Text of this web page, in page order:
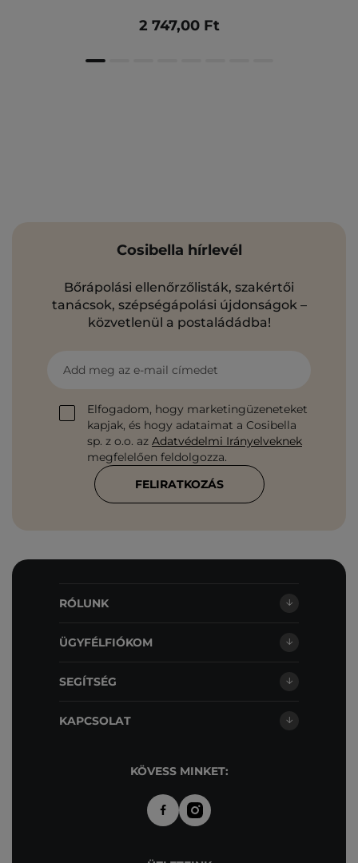
2 747,00 Ft
Cosibella hírlevél
Bőrápolási ellenőrzőlisták, szakértői
tanácsok, szépségápolási újdonságok –
közvetlenül a postaládádba!
Add meg az e-mail címedet
Elfogadom, hogy marketingüzeneteket
kapjak, és hogy adataimat a Cosibella
sp. z o.o. az Adatvédelmi Irányelveknek
megfelelően feldolgozza.
FELIRATKOZÁS
RÓLUNK
ÜGYFÉLFIÓKOM
SEGÍTSÉG
KAPCSOLAT
KÖVESS MINKET: